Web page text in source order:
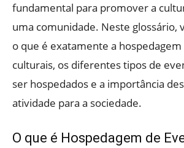
fundamental para promover a
uma comunidade. Neste glossário,
o que é exatamente a
culturais, os diferentes tipos de
ser hospedados e a importância
atividade para a sociedade.
O que é Hospedagem de